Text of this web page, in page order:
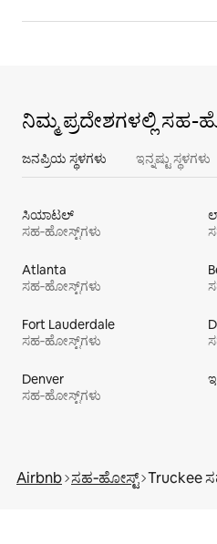
ನಿಮ್ಮ ಪ್ರದೇಶಗಳಲ್ಲಿ ಸಹ-
ಜನಪ್ರಿಯ ಸ್ಥಳಗಳು ಇನ್ನಷ್ಟು ಸ್ಥಳಗಳು
ಸಿಯಾಟಲ್
ಸಹ‑ಹೋಸ್ಟ್‌ಗಳು
Atlanta
ಸಹ‑ಹೋಸ್ಟ್‌ಗಳು
Fort Lauderdale
ಸಹ‑ಹೋಸ್ಟ್‌ಗಳು
Denver
ಸಹ‑ಹೋಸ್ಟ್‌ಗಳು
Airbnb ಸಹ‑ಹೋಸ್ಟ್ Truckee